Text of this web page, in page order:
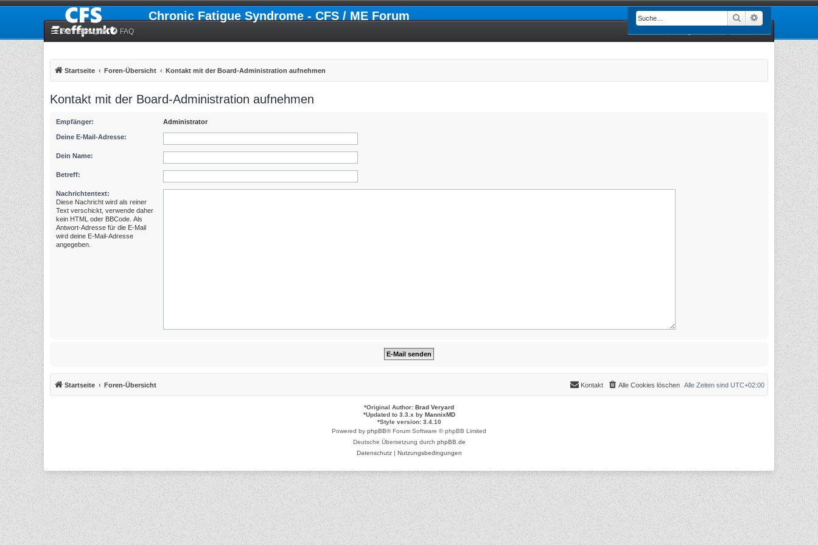
Chronic Fatigue Syndrome - CFS / ME Forum Suche
Schnellzugriff FAQ
Startseite Foren-Übersicht Kontakt mit der Board-Administration aufnehmen
Kontakt mit der Board-Administration aufnehmen
Empfänger: Administrator
Deine E-Mail-Adresse:
Dein Name:
Betreff:
Nachrichtentext:
Diese Nachricht wird als reiner
Text verschickt, verwende daher
kein HTML oder BBCode. Als
Antwort-Adresse für die E-Mail
wird deine E-Mail-Adresse
angegeben.
Startseite Foren-Übersicht Alle Zeiten sind UTC+02:00
Alle Cookies löschen
Kontakt
*Original Author: Brad Veryard
*Updated to 3.3.x by MannixMD
*Style version: 3.4.10
Powered by phpBB® Forum Software © phpBB Limited
Deutsche Übersetzung durch phpBB.de
Datenschutz| Nutzungsbedingungen